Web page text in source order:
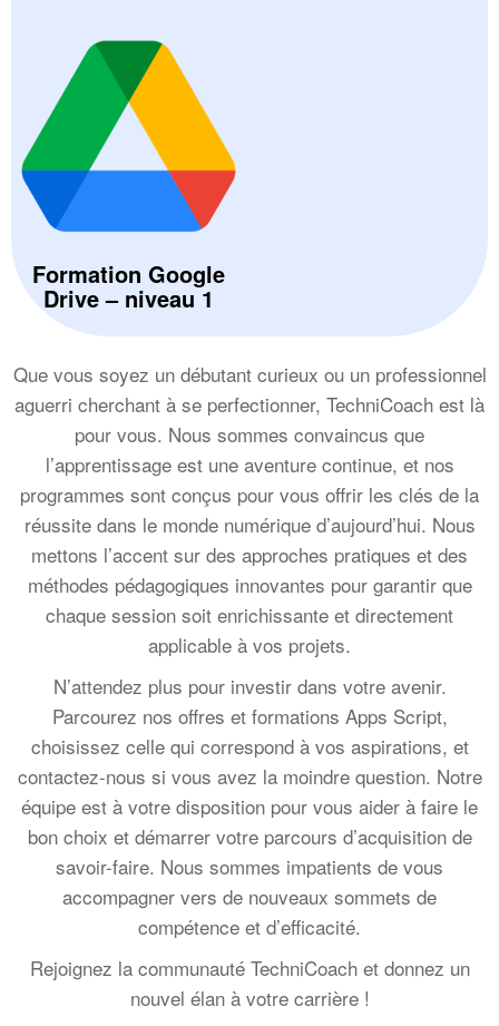
Formation Google
Drive – niveau 1
Que vous soyez un débutant curieux ou un professionnel
aguerri cherchant à se perfectionner, TechniCoach est là
pour vous. Nous sommes convaincus que
l’apprentissage est une aventure continue, et nos
programmes sont conçus pour vous offrir les clés de la
réussite dans le monde numérique d’aujourd’hui. Nous
mettons l’accent sur des approches pratiques et des
méthodes pédagogiques innovantes pour garantir que
chaque session soit enrichissante et directement
applicable à vos projets.
N’attendez plus pour investir dans votre avenir.
Parcourez nos offres et formations Apps Script,
choisissez celle qui correspond à vos aspirations, et
contactez-nous si vous avez la moindre question. Notre
équipe est à votre disposition pour vous aider à faire le
bon choix et démarrer votre parcours d’acquisition de
savoir-faire. Nous sommes impatients de vous
accompagner vers de nouveaux sommets de
compétence et d’efficacité.
Rejoignez la communauté TechniCoach et donnez un
nouvel élan à votre carrière !